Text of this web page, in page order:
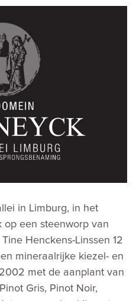
in Limburg, in het
op een steenworp van
Henckens-Linssen 12
mineraalrijke kiezel- en
met de aanplant van
Gris, Pinot Noir,